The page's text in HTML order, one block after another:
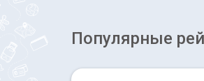
Популярные